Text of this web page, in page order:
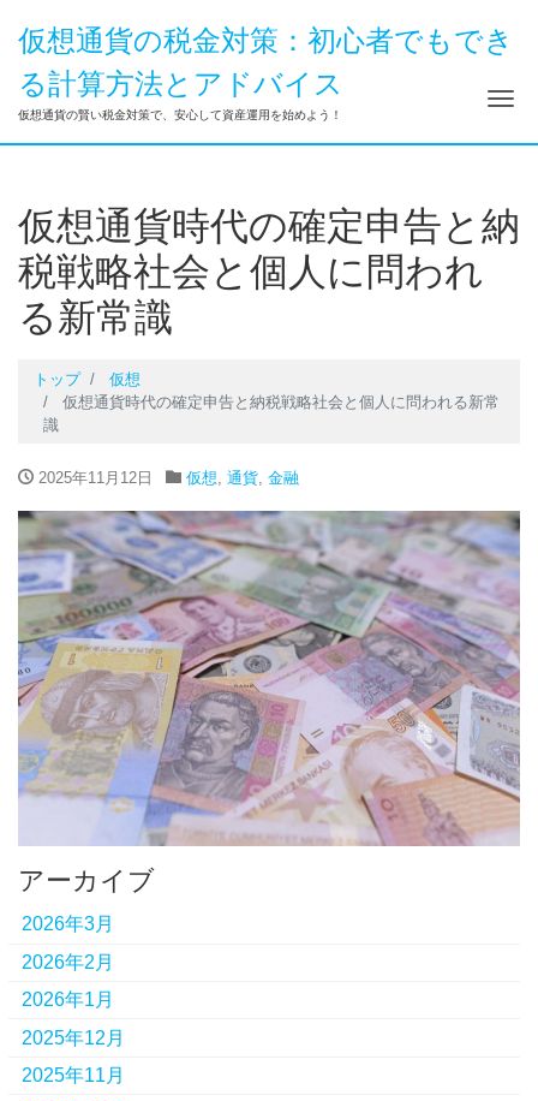
仮想通貨の税金対策：初心者でもでき
る計算方法とアドバイス
仮想通貨の賢い税金対策で、安心して資産運用を始めよう！ ナ
仮想通貨時代の確定申告と納
税戦略社会と個人に問われ
る新常識
トップ
仮想
仮想通貨時代の確定申告と納税戦略社会と個人に問われる新常
識
2025年11月12日 仮想, 通貨, 金融
アーカイブ
2026年3月
2026年2月
2026年1月
2025年12月
2025年11月